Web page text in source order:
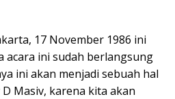
17 November 1986 ini
acara ini sudah berlangsung
ini akan menjadi sebuah hal
Masiv, karena kita akan